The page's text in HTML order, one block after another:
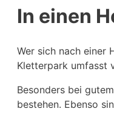
In einen
Wer sich nach einer
Kletterpark umfasst
Besonders bei
bestehen. Ebenso